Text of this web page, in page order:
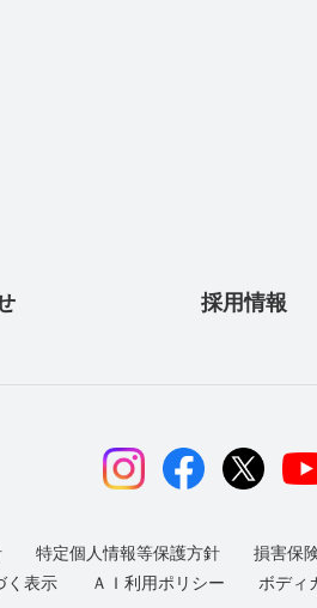
採用情報
特定個人情報等保護方針 損害保
く表示 ＡＩ利用ポリシー ボディ